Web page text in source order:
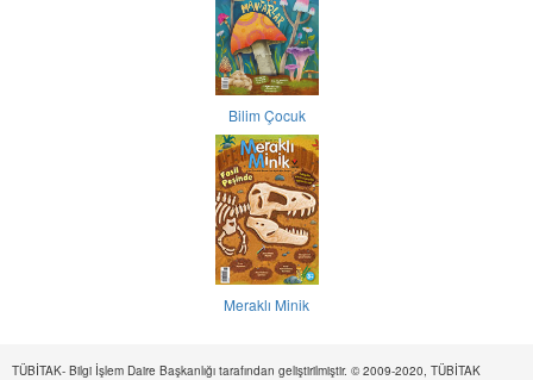
Bilim Çocuk
Meraklı Minik
TÜBİTAK- Bilgi İşlem Daire Başkanlığı tarafından geliştirilmiştir. © 2009-2020, TÜBİTAK